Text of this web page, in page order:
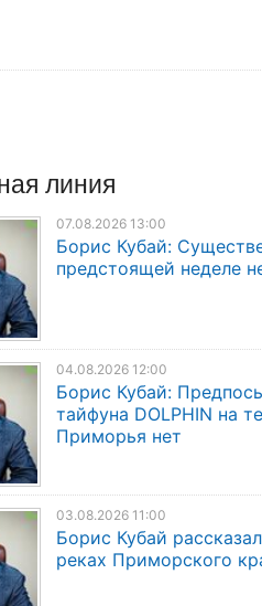
линия
07.08.2026 13:00
Борис Кубай:
предстоящей неделе
04.08.2026 12:00
Борис Кубай:
тайфуна DOLPHIN на
Приморья нет
03.08.2026 11:00
Борис Кубай
реках Приморского